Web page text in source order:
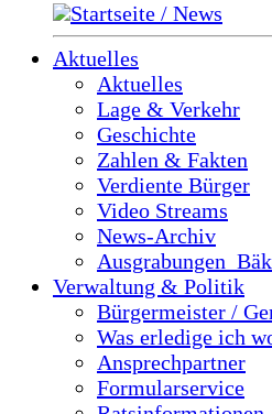
Startseite / News
Aktuelles
Aktuelles
Lage & Verkehr
Geschichte
Zahlen & Fakten
Verdiente Bürger
Video Streams
News-Archiv
Verwaltung & Politik
Bürgermeister /
Was erledige ich
Ansprechpartner
Formularservice